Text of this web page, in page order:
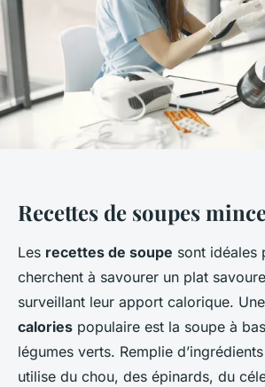
Recettes de soupes
Les recettes de soupe sont idéales
cherchent à savourer un plat
surveillant leur apport calorique. Une
calories populaire est la soupe à
légumes verts. Remplie
utilise du chou, des épinards, du